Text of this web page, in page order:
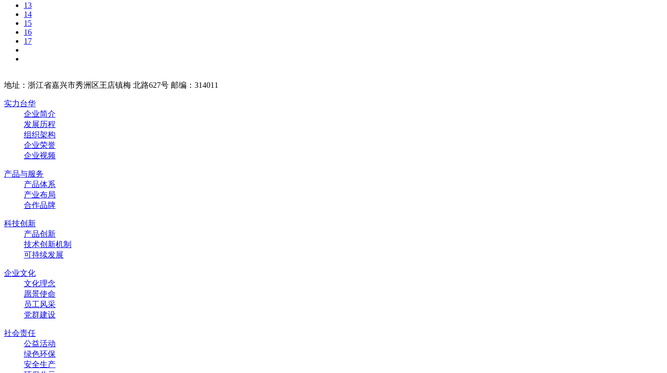
13
14
15
16
17
地址：浙江省嘉兴市秀洲区王店镇梅 北路627号 邮编：314011
实力台华
企业简介
发展历程
组织架构
企业荣誉
企业视频
产品与服务
产品体系
产业布局
合作品牌
科技创新
产品创新
技术创新机制
可持续发展
企业文化
文化理念
愿景使命
员工风采
党群建设
社会责任
公益活动
绿色环保
安全生产